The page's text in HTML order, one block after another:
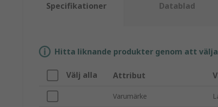
Specifikationer Datablad
Hitta liknande produkter genom att
Välj alla Attribut
Varumärke